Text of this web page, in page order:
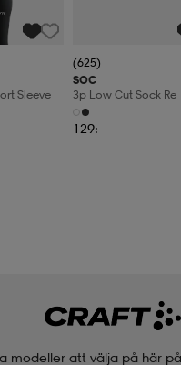
Sleeve
(625)
SOC
3p Low Cut Sock Re
129:-
modeller att välja på här